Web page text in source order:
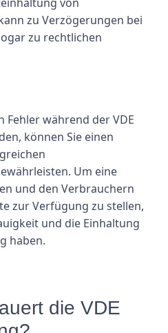
zu Verzögerungen bei
zu rechtlichen
Fehler während der VDE
können Sie einen
Um eine
und den Verbrauchern
zur Verfügung zu stellen,
und die Einhaltung
haben.
die VDE